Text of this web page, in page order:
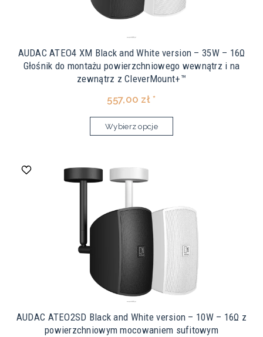
AUDAC ATEO4 XM Black and White version – 35W – 16Ω
Głośnik do montażu powierzchniowego wewnątrz i na
zewnątrz z CleverMount+™
557,00 zł *
Wybierz opcje
AUDAC ATEO2SD Black and White version – 10W – 16Ω z
powierzchniowym mocowaniem sufitowym